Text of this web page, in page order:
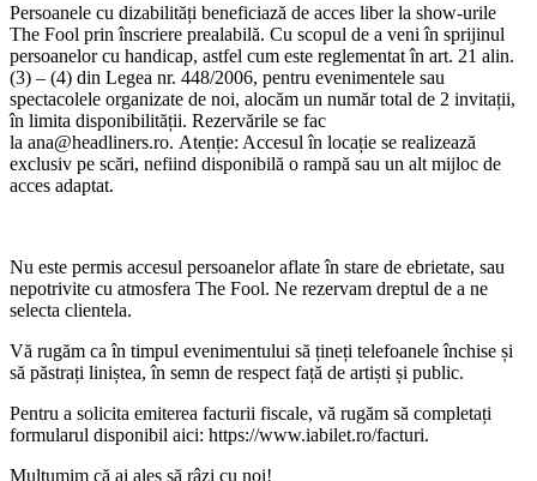
Persoanele cu dizabilități beneficiază de acces liber la show-urile
The Fool prin înscriere prealabilă. Cu scopul de a veni în sprijinul
persoanelor cu handicap, astfel cum este reglementat în art. 21 alin.
(3) – (4) din Legea nr. 448/2006, pentru evenimentele sau
spectacolele organizate de noi, alocăm un număr total de 2 invitații,
în limita disponibilității. Rezervările se fac
la ana@headliners.ro. Atenție: Accesul în locație se realizează
exclusiv pe scări, nefiind disponibilă o rampă sau un alt mijloc de
acces adaptat.
Nu este permis accesul persoanelor aflate în stare de ebrietate, sau
nepotrivite cu atmosfera The Fool. Ne rezervam dreptul de a ne
selecta clientela.
Vă rugăm ca în timpul evenimentului să țineți telefoanele închise și
să păstrați liniștea, în semn de respect față de artiști și public.
Pentru a solicita emiterea facturii fiscale, vă rugăm să completați
formularul disponibil aici: https://www.iabilet.ro/facturi.
Mulțumim că ai ales să râzi cu noi!